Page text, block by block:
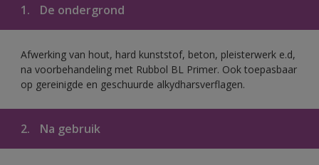
1. De ondergrond
Afwerking van hout, hard kunststof, beton, pleisterwerk e.d,
na voorbehandeling met Rubbol BL Primer. Ook toepasbaar
op gereinigde en geschuurde alkydharsverflagen.
2. Na gebruik